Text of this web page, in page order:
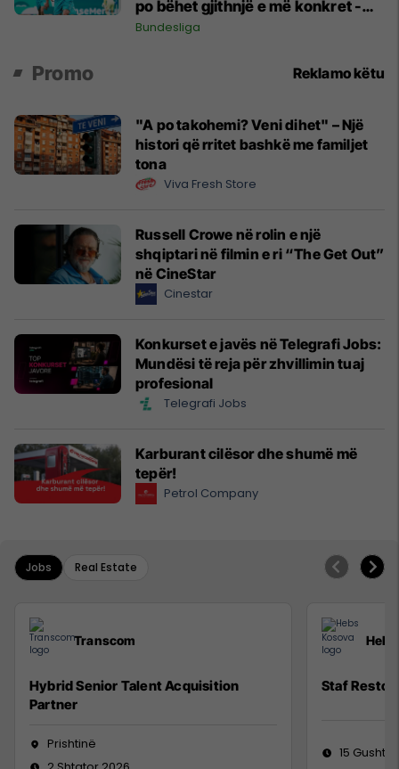
po bëhet gjithnjë e më konkret -
detajet e fundit
Bundesliga
Promo Reklamo këtu
"A po takohemi? Veni dihet" – Një
histori që rritet bashkë me familjet
tona
Viva Fresh Store
Russell Crowe në rolin e një
shqiptari në filmin e ri “The Get Out”
në CineStar
Cinestar
Konkurset e javës në Telegrafi Jobs:
Mundësi të reja për zhvillimin tuaj
profesional
Telegrafi Jobs
Karburant cilësor dhe shumë më
tepër!
Petrol Company
Jobs Real Estate
Transcom
Hybrid Senior Talent Acquisition
Partner
Prishtinë
Staf
15 Gusht